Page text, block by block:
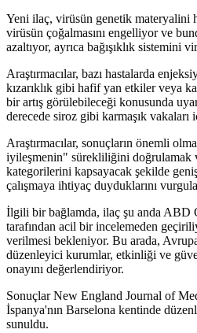
Yeni ilaç, virüsün genetik materyalini
virüsün çoğalmasını engelliyor ve
azaltıyor, ayrıca bağışıklık sistemini
Araştırmacılar, bazı hastalarda
kızarıklık gibi hafif yan etkiler veya
bir artış görülebileceği konusunda
derecede siroz gibi karmaşık
Araştırmacılar, sonuçların önemli
iyileşmenin" sürekliliğini doğrulamak
kategorilerini kapsayacak şekilde
çalışmaya ihtiyaç duyduklarını
İlgili bir bağlamda, ilaç şu anda ABD
tarafından acil bir incelemeden
verilmesi bekleniyor. Bu arada,
düzenleyici kurumlar, etkinliği ve
onayını değerlendiriyor.
Sonuçlar New England Journal of
İspanya'nın Barselona kentinde
sunuldu.